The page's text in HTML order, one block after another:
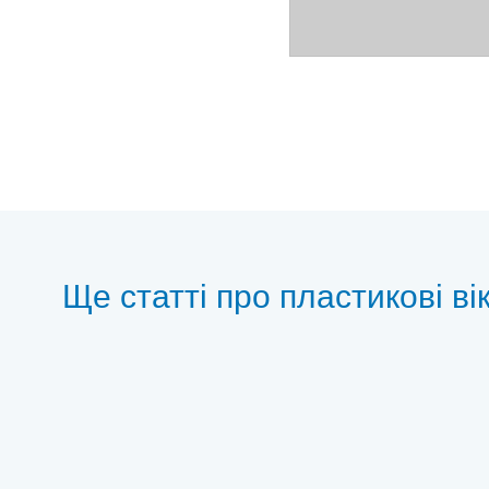
Ще статті про пластиковi